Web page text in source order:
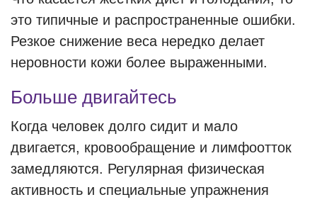
это типичные и распространенные ошибки.
Резкое снижение веса нередко делает
неровности кожи более выраженными.
Больше двигайтесь
Когда человек долго сидит и мало
двигается, кровообращение и лимфоотток
замедляются. Регулярная физическая
активность и специальные упражнения